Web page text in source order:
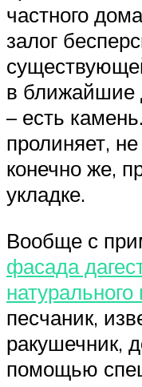
частного
залог
в ближайшие
– есть
пролиняет,
конечно же,
укладке.
Вообще с
фасада
песчаник,
ракушечник,
помощью